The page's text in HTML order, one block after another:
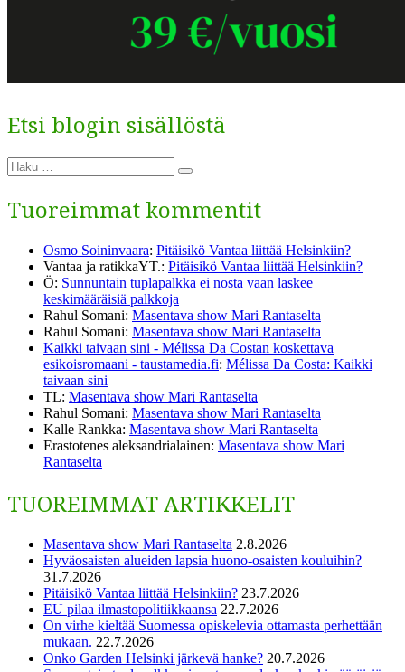
Etsi blogin sisällöstä
Etsi:
Haku
Tuoreimmat kommentit
Osmo Soininvaara: Pitäisikö Vantaa liittää Helsinkiin?
Vantaa ja ratikkaYT.: Pitäisikö Vantaa liittää Helsinkiin?
Ö: Sunnuntain tuplapalkka ei nosta vaan laskee
keskimääräisiä palkkoja
Rahul Somani: Masentava show Mari Rantaselta
Rahul Somani: Masentava show Mari Rantaselta
Kaikki taivaan sini - Mélissa Da Costan koskettava
esikoisromaani - taustamedia.fi: Mélissa Da Costa: Kaikki
taivaan sini
TL: Masentava show Mari Rantaselta
Rahul Somani: Masentava show Mari Rantaselta
Kalle Rankka: Masentava show Mari Rantaselta
Erastotenes aleksandrialainen: Masentava show Mari
Rantaselta
TUOREIMMAT ARTIKKELIT
Masentava show Mari Rantaselta 2.8.2026
Hyväosaisten alueiden lapsia huono-osaisten kouluihin?
31.7.2026
Pitäisikö Vantaa liittää Helsinkiin? 23.7.2026
EU pilaa ilmastopolitiikkaansa 22.7.2026
On virhe kieltää Suomessa opiskelevia ottamasta perhettään
mukaan. 22.7.2026
Onko Garden Helsinki järkevä hanke? 20.7.2026